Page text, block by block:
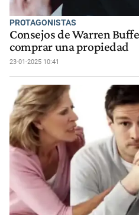
PROTAGONISTAS
Consejos de Warren
comprar una propiedad
23-01-2025 10:41